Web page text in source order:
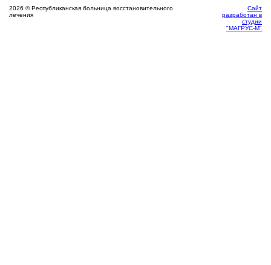
2026 © Республиканская больница восстановительного
лечения
Сайт
разработан в
студии
"МАГРУС-М"